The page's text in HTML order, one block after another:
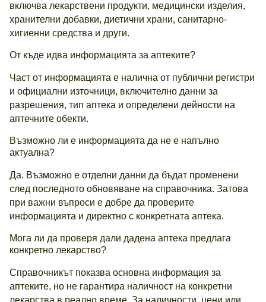
включва лекарствени продукти, медицински изделия,
хранителни добавки, диетични храни, санитарно-
хигиенни средства и други.
От къде идва информацията за аптеките?
Част от информацията е налична от публични регистри
и официални източници, включително данни за
разрешения, тип аптека и определени дейности на
аптечните обекти.
Възможно ли е информацията да не е напълно
актуална?
Да. Възможно е отделни данни да бъдат променени
след последното обновяване на справочника. Затова
при важни въпроси е добре да проверите
информацията и директно с конкретната аптека.
Мога ли да проверя дали дадена аптека предлага
конкретно лекарство?
Справочникът показва основна информация за
аптеките, но не гарантира наличност на конкретни
лекарства в реално време. За наличности, цени или